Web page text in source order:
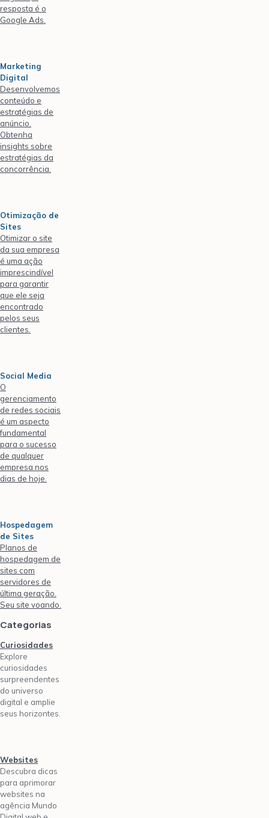
resposta é o
Google Ads.
Marketing
Digital
Desenvolvemos
conteúdo e
estratégias de
anúncio.
Obtenha
insights sobre
estratégias da
concorrência.
Otimização de
Sites
Otimizar o site
da sua empresa
é uma ação
imprescindível
para garantir
que ele seja
encontrado
pelos seus
clientes.
Social Media
O
gerenciamento
de redes sociais
é um aspecto
fundamental
para o sucesso
de qualquer
empresa nos
dias de hoje.
Hospedagem
de Sites
Planos de
hospedagem de
sites com
servidores de
última geração.
Seu site voando.
Categorias
Curiosidades
Explore
curiosidades
surpreendentes
do universo
digital e amplie
seus horizontes.
Websites
Descubra dicas
para aprimorar
websites na
agência Mundo